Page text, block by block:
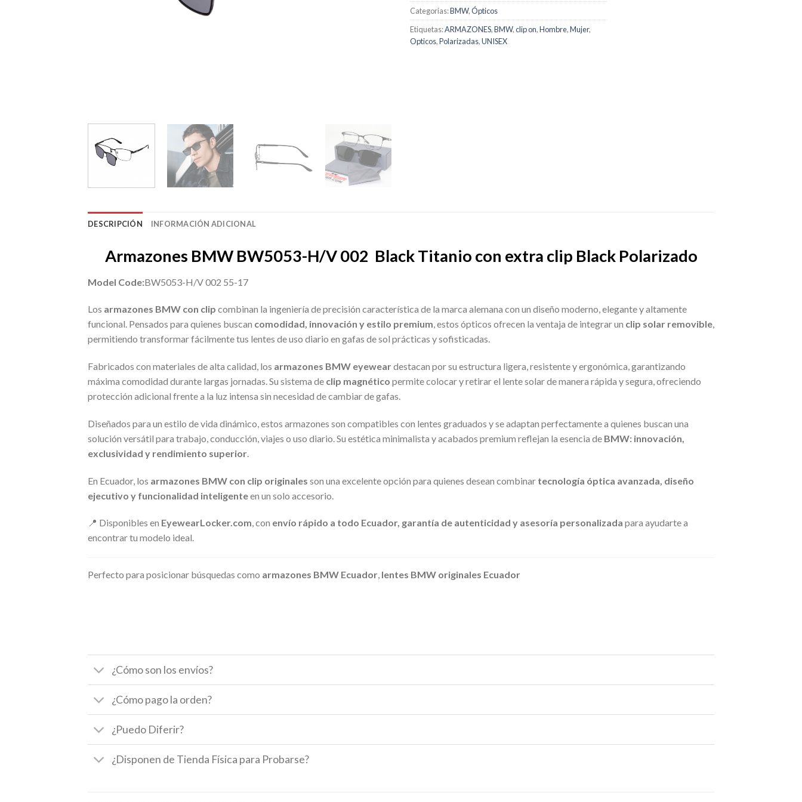
Categorías:BMW,Ópticos
Etiquetas:ARMAZONES,BMW,clip on,Hombre,Mujer,
Opticos,Polarizadas,UNISEX
DESCRIPCIÓN INFORMACIÓN ADICIONAL
Armazones BMW BW5053-H/V 002 Black Titanio con extra clip Black Polarizado
Model Code:BW5053-H/V 002 55-17
Los armazones BMW con clip combinan la ingeniería de precisión característica de la marca alemana con un diseño moderno, elegante y altamente
funcional. Pensados para quienes buscan comodidad, innovación y estilo premium, estos ópticos ofrecen la ventaja de integrar un clip solar removible,
permitiendo transformar fácilmente tus lentes de uso diario en gafas de sol prácticas y sofisticadas.
Fabricados con materiales de alta calidad, los armazones BMW eyeweardestacan por su estructura ligera, resistente y ergonómica, garantizando
máxima comodidad durante largas jornadas. Su sistema de clip magnético permite colocar y retirar el lente solar de manera rápida y segura, ofreciendo
protección adicional frente a la luz intensa sin necesidad de cambiar de gafas.
Diseñados para un estilo de vida dinámico, estos armazones son compatibles con lentes graduados y se adaptan perfectamente a quienes buscan una
solución versátil para trabajo, conducción, viajes o uso diario. Su estética minimalista y acabados premium reflejan la esencia de BMW: innovación,
exclusividad y rendimiento superior.
En Ecuador, los armazones BMW con clip originales son una excelente opción para quienes desean combinar tecnología óptica avanzada, diseño
ejecutivo y funcionalidad inteligenteen un solo accesorio.
📍 Disponibles en EyewearLocker.com, con envío rápido a todo Ecuador, garantía de autenticidad y asesoría personalizada para ayudarte a
encontrar tu modelo ideal.
Perfecto para posicionar búsquedas como armazones BMW Ecuador, lentes BMW originales Ecuador
¿Cómo son los envíos?
¿Cómo pago la orden?
¿Puedo Diferir?
¿Disponen de Tienda Física para Probarse?